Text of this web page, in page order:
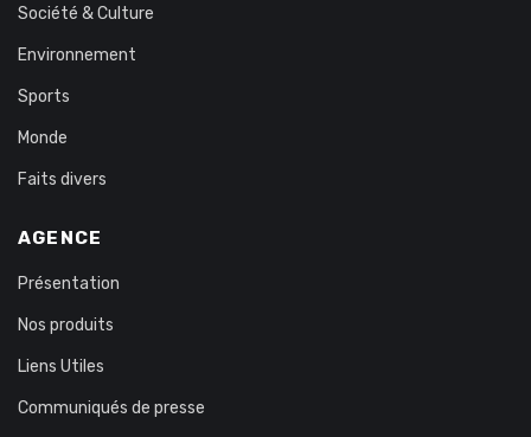
Société & Culture
Environnement
Sports
Monde
Faits divers
AGENCE
Présentation
Nos produits
Liens Utiles
Communiqués de presse